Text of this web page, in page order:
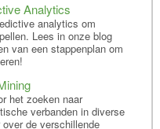
Analytics
analytics om
Lees in onze blog
van een stappenplan om
het zoeken naar
verbanden in diverse
de verschillende